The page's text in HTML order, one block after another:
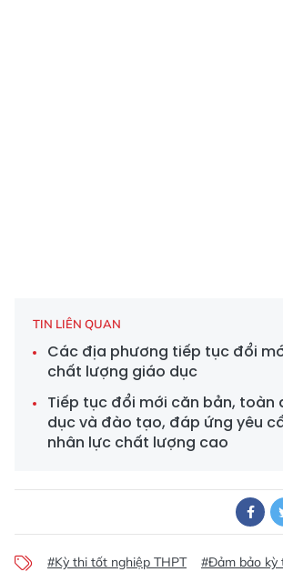
TIN LIÊN QUAN
Các địa phương tiếp tục đổi
chất lượng giáo dục
Tiếp tục đổi mới căn bản, toàn
dục và đào tạo, đáp ứng yêu
nhân lực chất lượng cao
#Kỳ thi tốt nghiệp THPT #Đảm bảo kỳ